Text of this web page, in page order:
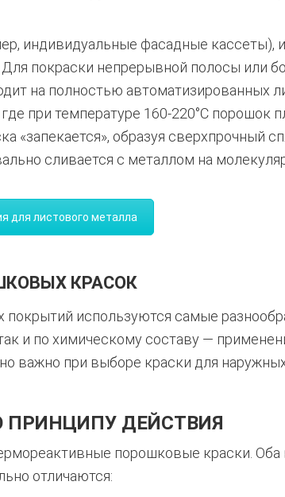
индивидуальные фасадные кассеты),
покраски непрерывной полосы или
на полностью автоматизированных
при температуре 160-220°С порошок
«запекается», образуя сверхпрочный
сливается с металлом на
для листового металла
КРАСОК
используются самые
и по химическому составу —
важно при выборе краски для
ПРИНЦИПУ ДЕЙСТВИЯ
порошковые краски. Оба
отличаются: